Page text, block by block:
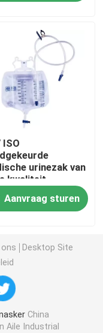
ISO
urinezak van
kwaliteit
Aanvraag sturen
Desktop Site
China
Aile Industrial